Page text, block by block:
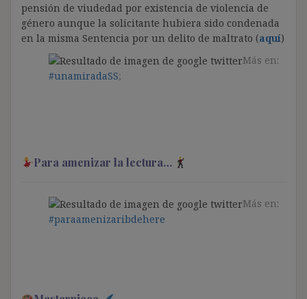
pensión de viudedad por existencia de violencia de
género aunque la solicitante hubiera sido condenada
en la misma Sentencia por un delito de maltrato (aquí)
Más en:
#unamiradaSS;
Para amenizar la lectura…
Más en:
#paraamenizaribdehere